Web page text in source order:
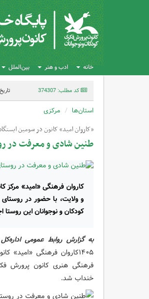
خانه ادب و هنر بین‌الملل
کد مطلب: 374307
استان‌ها مرکزی
«کاروان امید» کانون در سومین
طنین شادی و معرفت در
کاروان فرهنگی «امید»
و ولایت، با حضور در روستای
کودکان و نوجوانان این روستا
به گزارش روابط عمومی
۱۴۰۵کاروان فرهنگی
فرهنگی هنری کانون پرورش
خنداب شد.